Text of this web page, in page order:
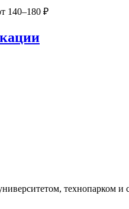
140–180 ₽
технопарком